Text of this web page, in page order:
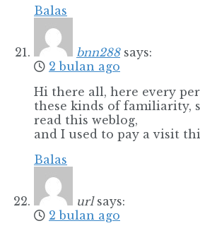
Balas
bnn288 says:
2 bulan ago
Hi there all, here every
these kinds of familiarity,
read this weblog,
and I used to pay a visit
Balas
url says:
2 bulan ago